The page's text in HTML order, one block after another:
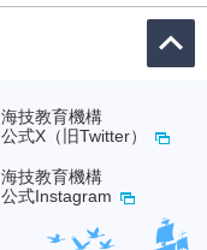
海技教育機構
公式X（旧Twitter）
海技教育機構
公式Instagram